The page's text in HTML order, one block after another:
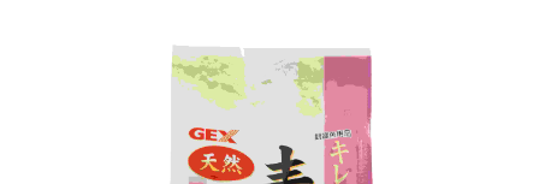
日用品（デイリー） リビング雑貨
シニアサポート